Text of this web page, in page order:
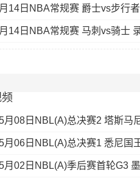
14日NBA常规赛 马刺vs骑士
频